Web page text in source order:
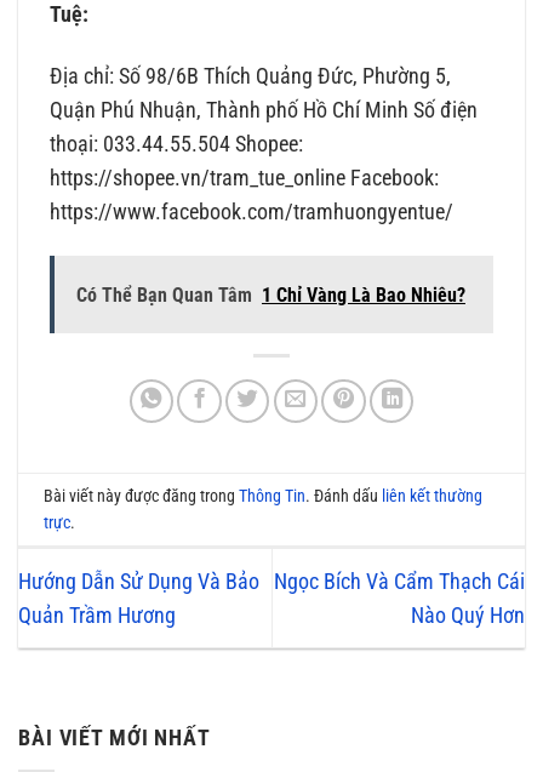
Tuệ:
Địa chỉ: Số 98/6B Thích Quảng Đức, Phường 5,
Quận Phú Nhuận, Thành phố Hồ Chí Minh Số điện
thoại: 033.44.55.504 Shopee:
https://shopee.vn/tram_tue_online Facebook:
https://www.facebook.com/tramhuongyentue/
Có Thể Bạn Quan Tâm 1 Chỉ Vàng Là Bao Nhiêu?
Bài viết này được đăng trongThông Tin. Đánh dấu liên kết thường
trực.
Hướng Dẫn Sử Dụng Và Bảo
Quản Trầm Hương
Ngọc Bích Và Cẩm Thạch Cái
Nào Quý Hơn
BÀI VIẾT MỚI NHẤT